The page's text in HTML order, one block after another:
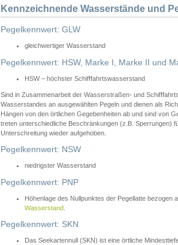
Kennzeichnende Wasserstände und
Pegelkennwert: GLW
gleichwertiger Wasserstand
Pegelkennwert: HSW, Marke I, Marke II und
HSW – höchster Schifffahrtswasserstand
Sind in Zusammenarbeit der Wasserstraßen- und
Wasserstandes an ausgewählten Pegeln und dienen als
Hängen von den örtlichen Gegebenheiten ab und sind von
treten unterschiedliche Beschränkungen (z.B. Sperrungen)
Unterschreitung wieder aufgehoben.
Pegelkennwert: NSW
niedrigster Wasserstand
Pegelkennwert: PNP
Höhenlage des Nullpunktes der Pegellatte bezogen
Wasserstand
Pegelkennwert: SKN
Das Seekartennull (SKN) ist eine örtliche